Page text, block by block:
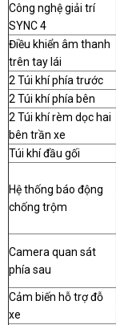
Công nghệ giải trí
SYNC 4
Điều khiển âm thanh
trên tay lái
2 Túi khí phía trước
2 Túi khí phía bên
2 Túi khí rèm dọc hai
bên trần xe
Túi khí đầu gối
Hệ thống báo động
chống trộm
Camera quan sát
phía sau
Cảm biến hỗ trợ đỗ
xe